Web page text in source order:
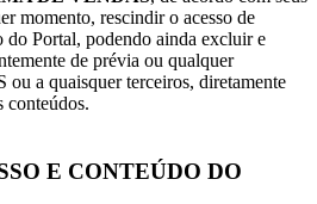
momento, rescindir o acesso de
Portal, podendo ainda excluir e
de prévia ou qualquer
a quaisquer terceiros, diretamente
conteúdos.
E CONTEÚDO DO